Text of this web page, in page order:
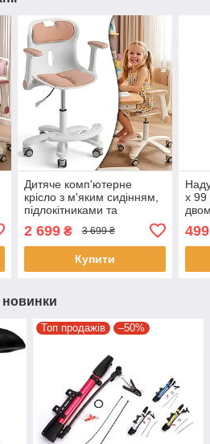
Дитяче комп'ютерне
крісло з м'яким сидінням,
підлокітниками та
підніжкою Bambi M 7772-
13 Персиковий
2 699₴ 3 699 ₴
Купити
х 99
499
новинки
Топ продажів –50%